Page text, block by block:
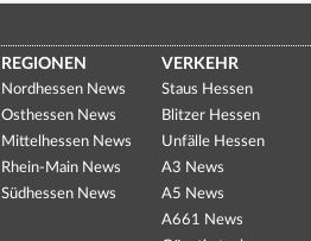
REGIONEN
Nordhessen News
Osthessen News
Mittelhessen News
Rhein-Main News
Südhessen News
VERKEHR
Staus Hessen
Blitzer Hessen
Unfälle Hessen
A3 News
A5 News
A661 News